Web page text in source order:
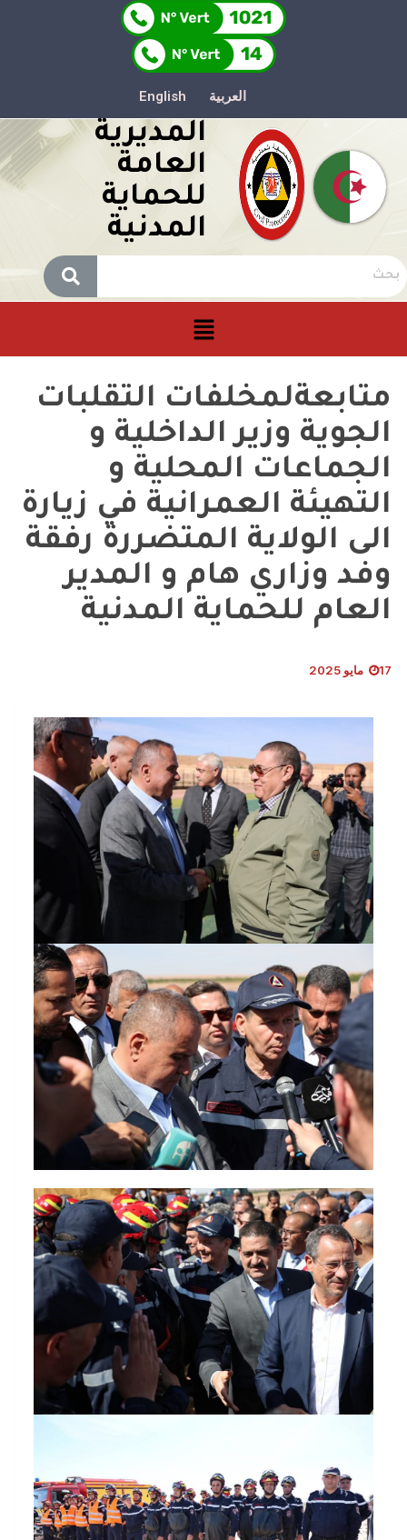
العربية English
المديرية
العامة
للحماية
المدنية
متابعةلمخلفات التقلبات
الجوية وزير الداخلية و
الجماعات المحلية و
التهيئة العمرانية في زيارة
الى الولاية المتضررة رفقة
وفد وزاري هام و المدير
العام للحماية المدنية
17 مايو 2025